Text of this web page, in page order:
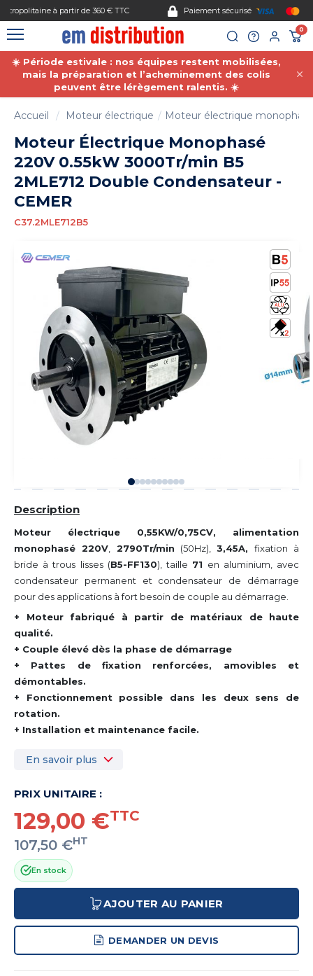
Paiement sécurisé
0
☀️ Période estivale : nos équipes restent mobilisées,
mais la préparation et l’acheminement des colis
peuvent être lérègement ralentis. ☀️
Accueil Moteur électrique Moteur électrique
Moteur Électrique Monophasé
220V 0.55kW 3000Tr/min B5
2MLE712 Double Condensateur -
CEMER
C37.2MLE712B5
Description
Moteur électrique 0,55KW/0,75CV, alimentation
monophasé 220V
2790Tr/min (50Hz),3,45A, fixation à
bride à trous lisses (B5-FF130), taille 71 en aluminium, avec
condensateur permanent et condensateur de démarrage
pour des applications à fort besoin de couple au démarrage.
+ Moteur fabriqué à partir de matériaux de haute
qualité.
+ Couple élevé dès la phase de démarrage
+ Pattes de fixation renforcées, amovibles et
démontables.
+ Fonctionnement possible dans les deux sens de
rotation.
+ Installation et maintenance facile.
En savoir plus
PRIX UNITAIRE :
129,00 €TTC
107,50 €HT
En stock
AJOUTER AU PANIER
DEMANDER UN DEVIS
Gestion des cookies